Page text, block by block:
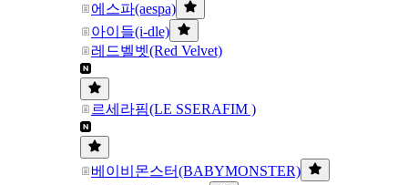
에스파(aespa)
아이들(i-dle)
레드벨벳(Red Velvet)
르세라핌(LE SSERAFIM )
베이비몬스터(BABYMONSTER)